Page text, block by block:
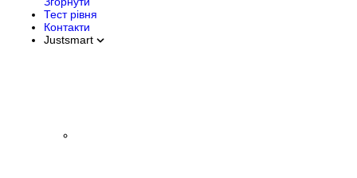
Тест рівня
Контакти
Justsmart